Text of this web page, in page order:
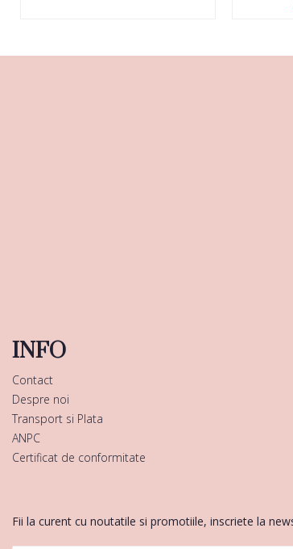
INFO
Contact
Despre noi
Transport si Plata
ANPC
Certificat de conformitate
Fii la curent cu noutatile si promotiile, inscriete la